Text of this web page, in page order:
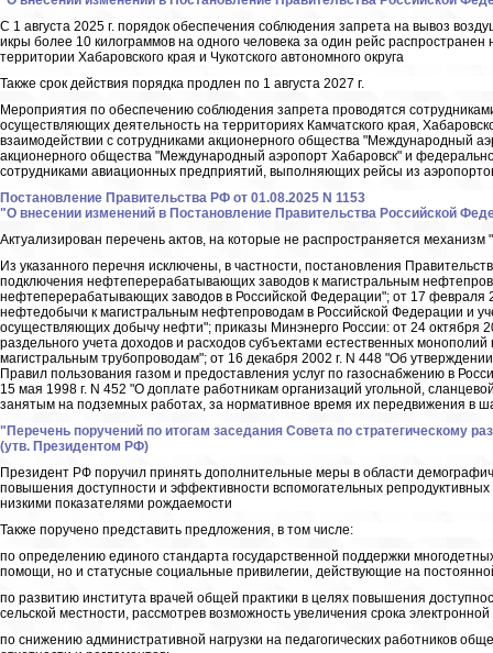
С 1 августа 2025 г. порядок обеспечения соблюдения запрета на вывоз
икры более 10 килограммов на одного человека за один рейс
территории Хабаровского края и Чукотского автономного округа
Также срок действия порядка продлен по 1 августа 2027 г.
Мероприятия по обеспечению соблюдения запрета проводятся
осуществляющих деятельность на территориях Камчатского края,
взаимодействии с сотрудниками акционерного общества "Международный
акционерного общества "Международный аэропорт Хабаровск" и
сотрудниками авиационных предприятий, выполняющих рейсы из
Постановление Правительства РФ от 01.08.2025 N 1153
"О внесении изменений в Постановление Правительства Российской
Актуализирован перечень актов, на которые не распространяется механизм
Из указанного перечня исключены, в частности, постановления
подключения нефтеперерабатывающих заводов к магистральным
нефтеперерабатывающих заводов в Российской Федерации"; от 17 февраля
нефтедобычи к магистральным нефтепроводам в Российской Федерации и
осуществляющих добычу нефти"; приказы Минэнерго России: от 24 октября
раздельного учета доходов и расходов субъектами естественных
магистральным трубопроводам"; от 16 декабря 2002 г. N 448 "Об
Правил пользования газом и предоставления услуг по газоснабжению в
15 мая 1998 г. N 452 "О доплате работникам организаций угольной,
занятым на подземных работах, за нормативное время их передвижения в
"Перечень поручений по итогам заседания Совета по стратегическому
(утв. Президентом РФ)
Президент РФ поручил принять дополнительные меры в области
повышения доступности и эффективности вспомогательных
низкими показателями рождаемости
Также поручено представить предложения, в том числе:
по определению единого стандарта государственной поддержки
помощи, но и статусные социальные привилегии, действующие на
по развитию института врачей общей практики в целях повышения
сельской местности, рассмотрев возможность увеличения срока
по снижению административной нагрузки на педагогических работников